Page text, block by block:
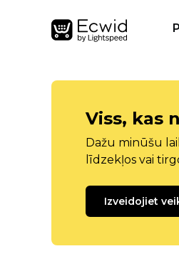
Viss, kas
Dažu minūšu
līdzekļos vai
Izveidojiet